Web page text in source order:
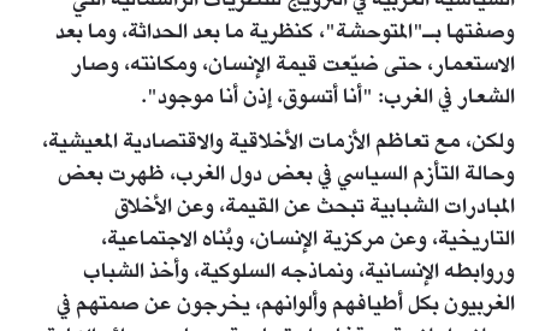
وصفتها بـ"المتوحشة"، كنظرية ما بعد الحداثة، وما بعد
الاستعمار، حتى ضيّعت قيمة الإنسان، ومكانته، وصار
الشعار في الغرب: "أنا أتسوق، إذن أنا موجود".
ولكن، مع تعاظم الأزمات الأخلاقية والاقتصادية المعيشية،
وحالة التأزم السياسي في بعض دول الغرب، ظهرت بعض
المبادرات الشبابية تبحث عن القيمة، وعن الأخلاق
التاريخية، وعن مركزية الإنسان، وبُناه الاجتماعية،
وروابطه الإنسانية، ونماذجه السلوكية، وأخذ الشباب
الغربيون بكل أطيافهم وألوانهم، يخرجون عن صمتهم في